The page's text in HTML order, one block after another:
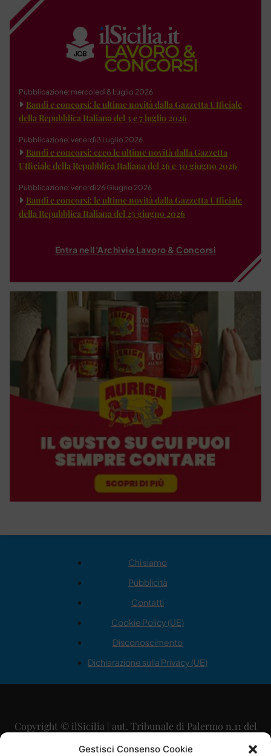
Gestisci Consenso Cookie
Pubblicazione: mercoledì 8 Luglio 2026
Bandi e concorsi: le ultime novità dalla Gazzetta Ufficiale
della Repubblica Italiana del 3 e 7 luglio 2026
Pubblicazione: venerdì 3 Luglio 2026
Bandi e concorsi: ecco le ultime novità dalla Gazzetta
Ufficiale della Repubblica Italiana del 26 e 30 giugno 2026
Pubblicazione: venerdì 26 Giugno 2026
Bandi e concorsi: le ultime novità dalla Gazzetta Ufficiale
della Repubblica Italiana del 23 giugno 2026
Entra nell'Archivio Lavoro & Concorsi
Chi siamo
Pubblicità
Contatti
Cookie Policy (UE)
Disconoscimento
Dichiarazione sulla Privacy (UE)
Copyright © ilSicilia | aut. Tribunale di Palermo n.11 del
29/09/2015